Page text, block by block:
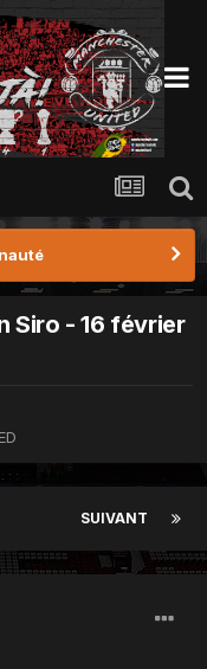
Siro - 16 février
SUIVANT